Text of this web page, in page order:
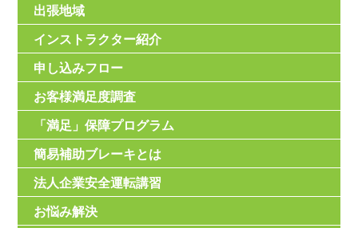
出張地域
インストラクター紹介
申し込みフロー
お客様満足度調査
「満足」保障プログラム
簡易補助ブレーキとは
法人企業安全運転講習
お悩み解決